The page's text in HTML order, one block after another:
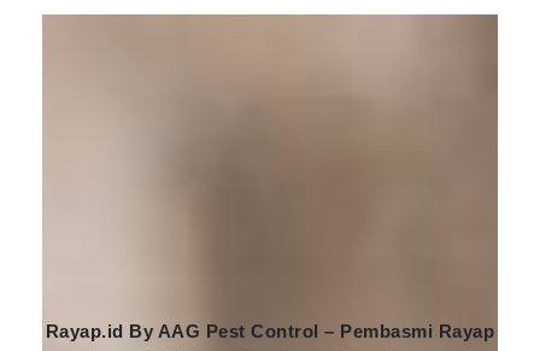
Rayap.id By AAG Pest Control – Pembasmi Rayap